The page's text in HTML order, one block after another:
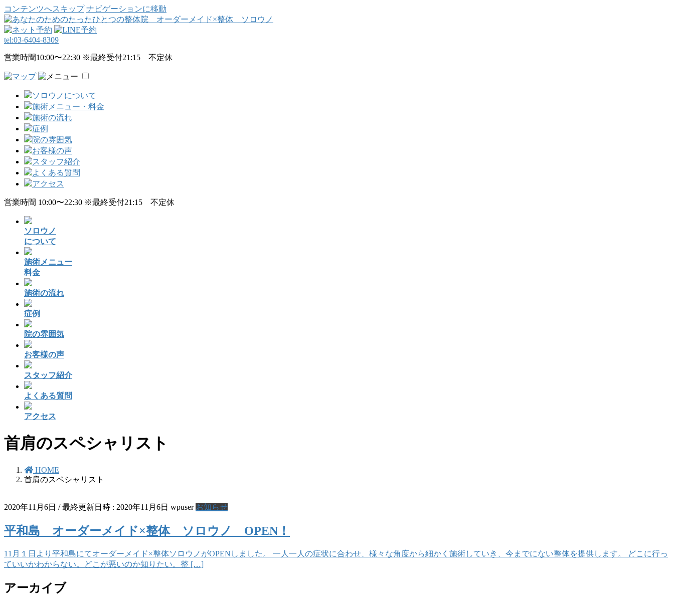
コンテンツへスキップ ナビゲーションに移動
tel:03-6404-8309
営業時間10:00〜22:30 ※最終受付21:15 不定休
ソロウノについて
施術メニュー・料金
施術の流れ
症例
院の雰囲気
お客様の声
スタッフ紹介
よくある質問
アクセス
営業時間 10:00〜22:30 ※最終受付21:15 不定休
ソロウノ
について
施術メニュー
料金
施術の流れ
症例
院の雰囲気
お客様の声
スタッフ紹介
よくある質問
アクセス
首肩のスペシャリスト
HOME
首肩のスペシャリスト
2020年11月6日 / 最終更新日時 : 2020年11月6日 wpuser お知らせ
平和島 オーダーメイド×整体 ソロウノ OPEN！
11月１日より平和島にてオーダーメイド×整体ソロウノがOPENしました。 一人一人の症状に合わせ、様々な角度から細かく施術していき、今までにない整体を提供します。 どこに行っ
ていいかわからない。どこが悪いのか知りたい。整 […]
アーカイブ